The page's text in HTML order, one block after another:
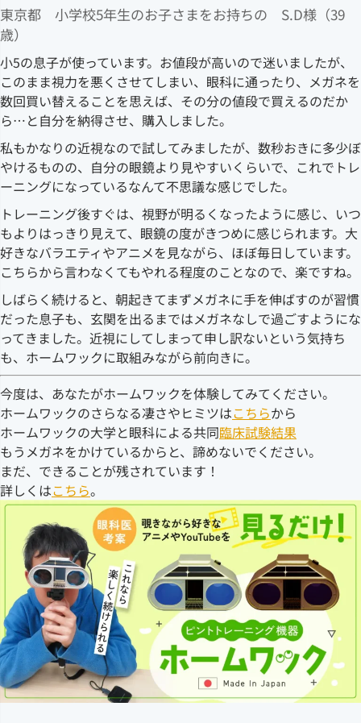
東京都 小学校5年生のお子さまをお持ちの S.D様（39
歳）
小5の息子が使っています。お値段が高いので迷いましたが、
このまま視力を悪くさせてしまい、眼科に通ったり、メガネを
数回買い替えることを思えば、その分の値段で買えるのだか
ら…と自分を納得させ、購入しました。
私もかなりの近視なので試してみましたが、数秒おきに多少ぼ
やけるものの、自分の眼鏡より見やすいくらいで、これでトレ
ーニングになっているなんて不思議な感じでした。
トレーニング後すぐは、視野が明るくなったように感じ、いつ
もよりはっきり見えて、眼鏡の度がきつめに感じられます。大
好きなバラエティやアニメを見ながら、ほぼ毎日しています。
こちらから言わなくてもやれる程度のことなので、楽ですね。
しばらく続けると、朝起きてまずメガネに手を伸ばすのが習慣
だった息子も、玄関を出るまではメガネなしで過ごすようにな
ってきました。近視にしてしまって申し訳ないという気持ち
も、ホームワックに取組みながら前向きに。
今度は、あなたがホームワックを体験してみてください。
ホームワックのさらなる凄さやヒミツはこちらから
ホームワックの大学と眼科による共同臨床試験結果
もうメガネをかけているからと、諦めないでください。
まだ、できることが残されています！
詳しくはこちら。